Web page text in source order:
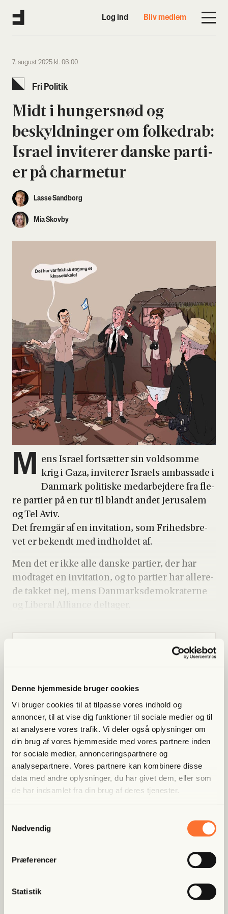
Denne hjemmeside bruger cookies
Vi bruger cookies til at tilpasse vores indhold og
annoncer, til at vise dig funktioner til sociale medier og til
at analysere vores trafik. Vi deler også oplysninger om
din brug af vores hjemmeside med vores partnere inden
for sociale medier, annonceringspartnere og
analysepartnere. Vores partnere kan kombinere disse
data med andre oplysninger, du har givet dem, eller som
de har indsamlet fra din brug af deres tjenester.
Nødvendig
Præferencer
Statistik
Log ind Bliv medlem
7. august 2025 kl. 06:00
Fri Poli­tik
Midt i hunger­s­nød og
beskyld­nin­ger om fol­ked­rab:
Isra­el invi­te­rer dan­ske par­ti­
er på char­me­tur
Lasse Sandborg
Mia Skovby
M ens Isra­el fort­sæt­ter sin vold­som­me
krig i Gaza, invi­te­rer Isra­els ambas­sa­de i
Dan­mark poli­ti­ske med­ar­bej­de­re fra fle­
re par­ti­er på en tur til blandt andet Jerus­a­lem
og Tel Aviv.
Det frem­går af en invi­ta­tion, som Fri­heds­bre­
vet er bekendt med ind­hol­det af.
Men det er ikke alle dan­ske par­ti­er, der har
mod­ta­get en invi­ta­tion, og to par­ti­er har alle­re­
de tak­ket nej, mens Dan­marks­de­mo­kra­ter­ne
og Libe­ral Alli­an­ce del­ta­ger.
spa­re 40%
Bliv med­lem og få adgang til hele Fri­heds­bre­vet. Fra
fin­der andre ste­der
Bliv med­lem og spar nu
Allerede medlem?Log ind her.